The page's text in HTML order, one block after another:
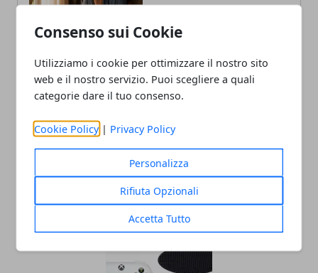
Consenso sui Cookie
Utilizziamo i cookie per ottimizzare il nostro sito
web e il nostro servizio. Puoi scegliere a quali
categorie dare il tuo consenso.
Cookie Policy | Privacy Policy
Personalizza
Rifiuta Opzionali
Accetta Tutto
tecnologia portando in Italia le
ARTICOLI CORRELATI